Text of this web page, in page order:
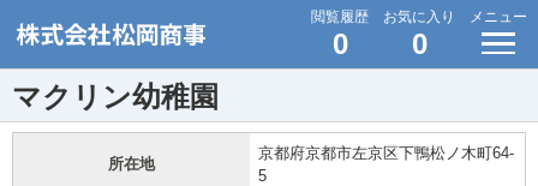
閲覧履歴
0
お気に入り
0
メニュー
マクリン幼稚園
所在地
京都府京都市左京区下鴨松ノ木町64-
5